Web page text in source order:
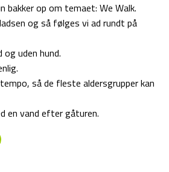
bakker op om temaet: We Walk.
og så følges vi ad rundt på
uden hund.
så de fleste aldersgrupper kan
en vand efter gåturen.